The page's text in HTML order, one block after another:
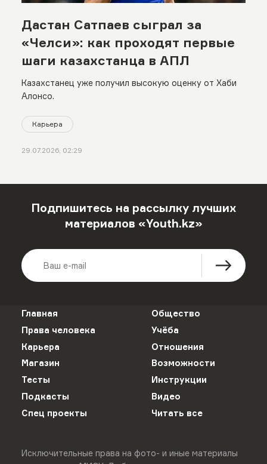
Дастан Сатпаев сыграл за
«Челси»: как проходят первые
шаги казахстанца в АПЛ
Казахстанец уже получил высокую оценку от Хаби
Алонсо.
Карьера
29.07.2026, 02:29
Подпишитесь на рассылку лучших
материалов «Youth.kz»
Главная
Общество
Права человека
Учёба
Карьера
Отношения
Магазин
Возможности
Тесты
Инструкции
Подкасты
Видео
Спец проекты
Читать все
Исключительные права на фото- и иные материалы